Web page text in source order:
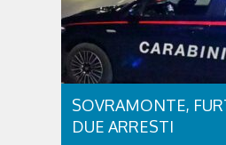
SOVRAMONTE,
DUE ARRESTI